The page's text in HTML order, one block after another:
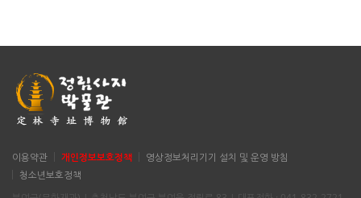
이용약관 개인정보보호정책
영상정보처리기기 설치 및 운영 방침
청소년보호정책